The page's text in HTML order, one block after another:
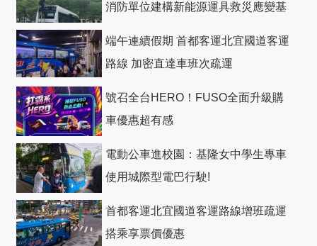
消防單位建構新能源運具救災應變基
端午連續假期 首都客運北宜國道客運
路線 加密直達車班次疏運
號召全台HERO！FUSO全面升級購
車優惠超有感
電動公車進校園：基隆女中學生專車
使用城際型電巴行駛!
首都客運北宜國道客運路線增班疏運
搭乘享票價優惠